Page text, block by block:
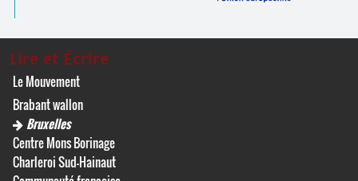
Lire et Écrire
Le Mouvement
Brabant wallon
Bruxelles
Centre Mons Borinage
Charleroi Sud-Hainaut